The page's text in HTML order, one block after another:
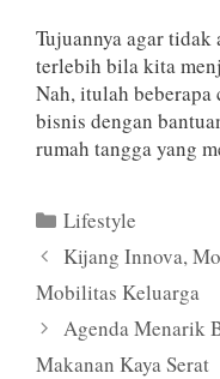
Tujuannya agar tidak
terlebih bila kita
Nah, itulah
bisnis dengan
rumah tangga yang
Categories
Lifestyle
Kijang Innova,
Mobilitas Keluarga
Agenda Menarik
Makanan Kaya Serat